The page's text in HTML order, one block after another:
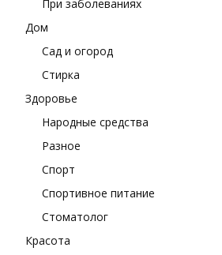
При заболеваниях
Дом
Сад и огород
Стирка
Здоровье
Народные средства
Разное
Спорт
Спортивное питание
Стоматолог
Красота